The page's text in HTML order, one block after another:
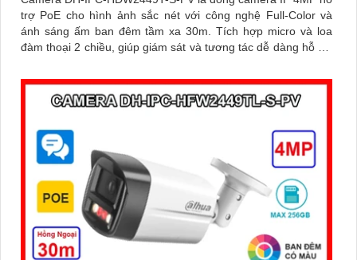
trợ PoE cho hình ảnh sắc nét với công nghệ Full-Color và
ánh sáng ấm ban đêm tầm xa 30m. Tích hợp micro và loa
đàm thoại 2 chiều, giúp giám sát và tương tác dễ dàng hỗ trợ